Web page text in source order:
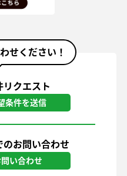
せください！
リクエスト
条件を送信
のお問い合わせ
い合わせ